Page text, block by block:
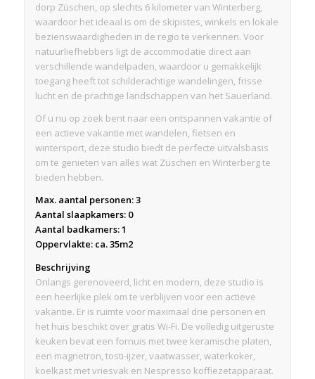
dorp Züschen, op slechts 6 kilometer van Winterberg,
waardoor het ideaal is om de skipistes, winkels en lokale
bezienswaardigheden in de regio te verkennen. Voor
natuurliefhebbers ligt de accommodatie direct aan
verschillende wandelpaden, waardoor u gemakkelijk
toegang heeft tot schilderachtige wandelingen, frisse
lucht en de prachtige landschappen van het Sauerland.
Of u nu op zoek bent naar een ontspannen vakantie of
een actieve vakantie met wandelen, fietsen en
wintersport, deze studio biedt de perfecte uitvalsbasis
om te genieten van alles wat Züschen en Winterberg te
bieden hebben.
Max. aantal personen: 3
Aantal slaapkamers: 0
Aantal badkamers: 1
Oppervlakte: ca. 35m2
Beschrijving
Onlangs gerenoveerd, licht en modern, deze studio is
een heerlijke plek om te verblijven voor een actieve
vakantie. Er is ruimte voor maximaal drie personen en
het huis beschikt over gratis Wi-Fi. De volledig uitgeruste
keuken bevat een fornuis met twee keramische platen,
een magnetron, tosti-ijzer, vaatwasser, waterkoker,
koelkast met vriesvak en Nespresso koffiezetapparaat.